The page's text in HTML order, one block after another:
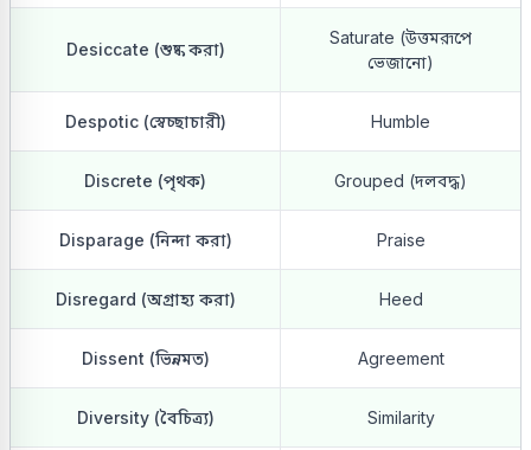
Desiccate (শুষ্ক করা)
Saturate (উত্তমরূপে
ভেজানো)
Despotic (স্বেচ্ছাচারী) Humble
Discrete (পৃথক) Grouped (দলবদ্ধ)
Disparage (নিন্দা করা) Praise
Disregard (অগ্রাহ্য করা) Heed
Dissent (ভিন্নমত) Agreement
Diversity (বৈচিত্র্য) Similarity